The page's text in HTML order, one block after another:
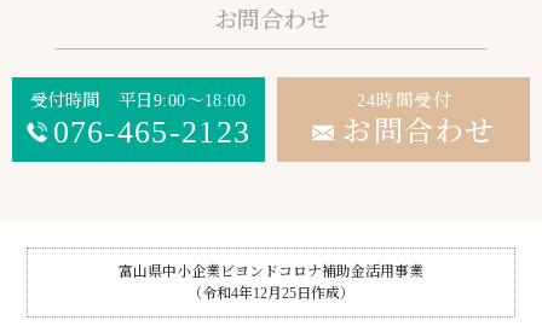
お問合わせ
受付時間 平日9:00～18:00
076-465-2123
24時間受付
お問合わせ
富山県中小企業ビヨンドコロナ補助金活用事業
（令和4年12月25日作成）